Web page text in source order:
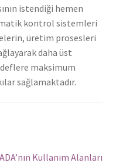
istendiği hemen
kontrol sistemleri
üretim prosesleri
daha üst
maksimum
sağlamaktadır.
Kullanım Alanları